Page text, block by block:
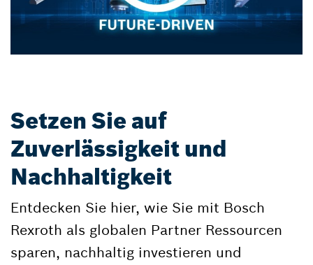
Setzen Sie auf
Zuverlässigkeit und
Nachhaltigkeit
Entdecken Sie hier, wie Sie mit Bosch
Rexroth als globalen Partner Ressourcen
sparen, nachhaltig investieren und